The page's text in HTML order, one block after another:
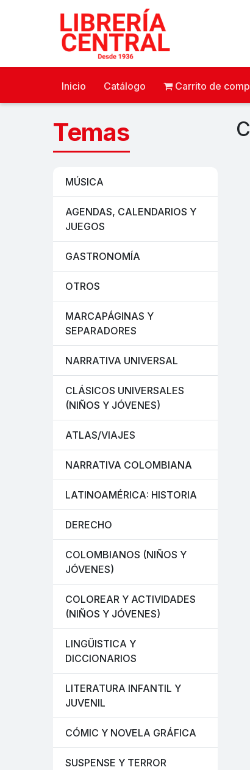
Inicio Catálogo Carrito de
Temas
MÚSICA
AGENDAS, CALENDARIOS Y
JUEGOS
GASTRONOMÍA
OTROS
MARCAPÁGINAS Y
SEPARADORES
NARRATIVA UNIVERSAL
CLÁSICOS UNIVERSALES
(NIÑOS Y JÓVENES)
ATLAS/VIAJES
NARRATIVA COLOMBIANA
LATINOAMÉRICA: HISTORIA
DERECHO
COLOMBIANOS (NIÑOS Y
JÓVENES)
COLOREAR Y ACTIVIDADES
(NIÑOS Y JÓVENES)
LINGÜISTICA Y
DICCIONARIOS
LITERATURA INFANTIL Y
JUVENIL
CÓMIC Y NOVELA GRÁFICA
SUSPENSE Y TERROR